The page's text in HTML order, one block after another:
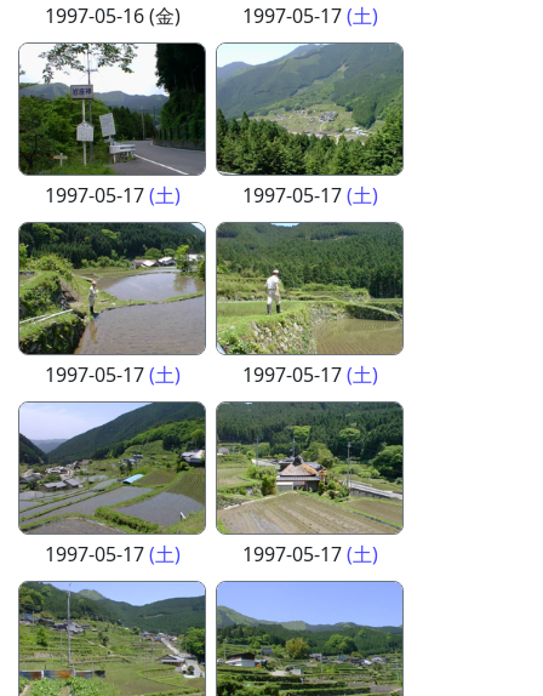
1997-05-16 (金) 1997-05-17(土)
1997-05-17(土) 1997-05-17(土)
1997-05-17(土) 1997-05-17(土)
1997-05-17(土) 1997-05-17(土)